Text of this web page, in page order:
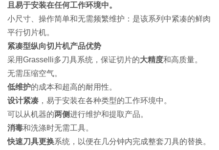
且易于安装在任何工作环境中。
小尺寸、操作简单和无需频繁维护：是该系列中紧凑的鲜肉
平行切片机。
紧凑型纵向切片机产品优势
采用Grasselli多刀具系统，保证切片的大精度和高质量。
无需压缩空气。
低维护的成本和超高的耐用性。
设计紧凑 ，易于安装在各种类型的工作环境中。
可以从机器的两侧进行维护和提取产品。
消毒和洗涤时无需工具。
快速刀具更换系统，以便在几分钟内完成整套刀具的替换。